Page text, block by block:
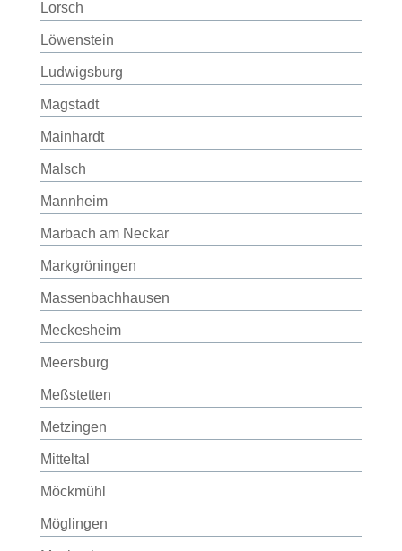
Lorsch
Löwenstein
Ludwigsburg
Magstadt
Mainhardt
Malsch
Mannheim
Marbach am Neckar
Markgröningen
Massenbachhausen
Meckesheim
Meersburg
Meßstetten
Metzingen
Mitteltal
Möckmühl
Möglingen